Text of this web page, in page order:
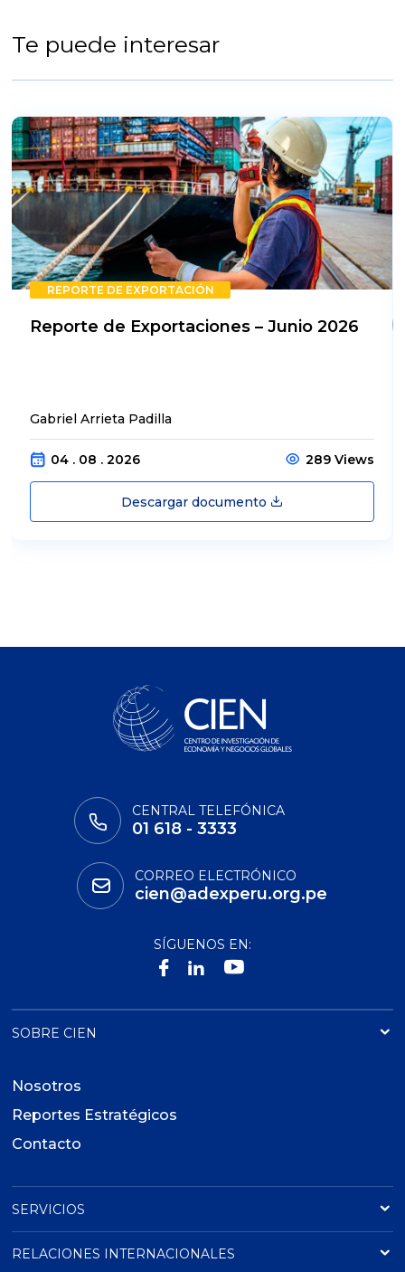
Te puede interesar
REPORTE DE EXPORTACIÓN
Reporte de Exportaciones – Junio 2026
Gabriel Arrieta Padilla
04 . 08 . 2026 289 Views
Descargar documento
CENTRAL TELEFÓNICA
01 618 - 3333
CORREO ELECTRÓNICO
cien@adexperu.org.pe
SÍGUENOS EN:
SOBRE CIEN
Nosotros
Reportes Estratégicos
Contacto
SERVICIOS
RELACIONES INTERNACIONALES